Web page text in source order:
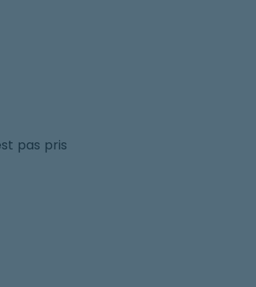
pas pris